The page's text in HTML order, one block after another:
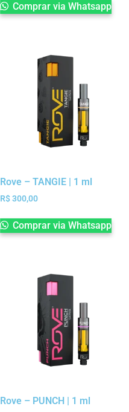
Comprar via Whatsapp
Rove – TANGIE | 1 ml
R$300,00
Comprar via Whatsapp
Rove – PUNCH | 1 ml